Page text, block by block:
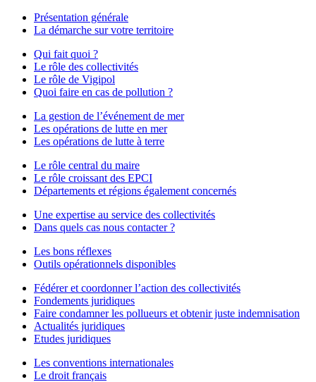
Présentation générale
La démarche sur votre territoire
Qui fait quoi ?
Le rôle des collectivités
Le rôle de Vigipol
Quoi faire en cas de pollution ?
La gestion de l’événement de mer
Les opérations de lutte en mer
Les opérations de lutte à terre
Le rôle central du maire
Le rôle croissant des EPCI
Départements et régions également concernés
Une expertise au service des collectivités
Dans quels cas nous contacter ?
Les bons réflexes
Outils opérationnels disponibles
Fédérer et coordonner l’action des collectivités
Fondements juridiques
Faire condamner les pollueurs et obtenir juste indemnisation
Actualités juridiques
Etudes juridiques
Les conventions internationales
Le droit français